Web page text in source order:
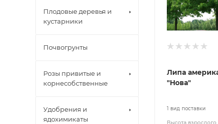
Липа
"Нова"
1 вид поставки
Плодовые деревья и
кустарники
Почвогрунты
Розы привитые и
корнесобственные
Удобрения и
ядохимикаты